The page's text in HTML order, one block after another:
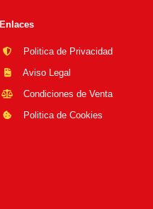
Enlaces
Politica de Privacidad
Aviso Legal
Condiciones de Venta
Politica de Cookies